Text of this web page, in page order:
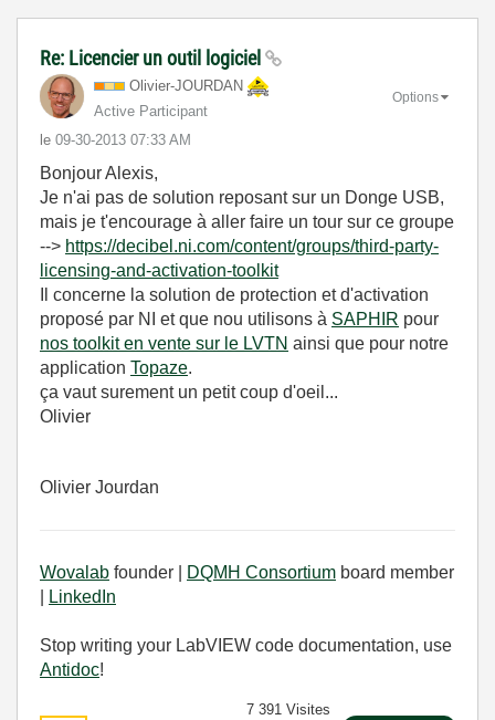
Re: Licencier un outil logiciel
Olivier-JOURDAN
Active Participant
le ‎09-30-2013 07:33 AM
Options
Bonjour Alexis,
Je n'ai pas de solution reposant sur un Donge USB,
mais je t'encourage à aller faire un tour sur ce groupe
--> https://decibel.ni.com/content/groups/third-party-
licensing-and-activation-toolkit
Il concerne la solution de protection et d'activation
proposé par NI et que nou utilisons à SAPHIR pour
nos toolkit en vente sur le LVTN ainsi que pour notre
application Topaze.
ça vaut surement un petit coup d'oeil...
Olivier
Olivier Jourdan
Wovalab founder | DQMH Consortium board member
LinkedIn
Stop writing your LabVIEW code documentation, use
Antidoc!
7 391 Visites